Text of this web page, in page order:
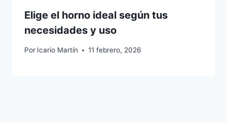
Elige el horno ideal según tus
necesidades y uso
Por Icario Martín 11 febrero, 2026